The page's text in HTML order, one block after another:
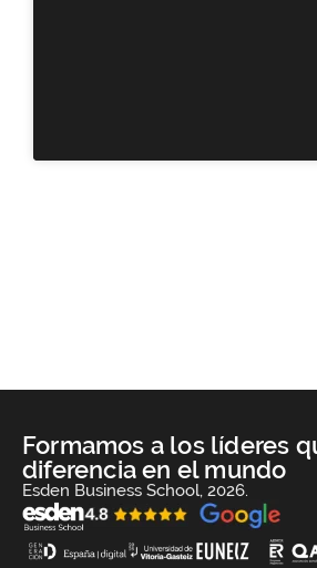
Formamos a los líderes
diferencia en el mundo
Esden Business School, 2026.